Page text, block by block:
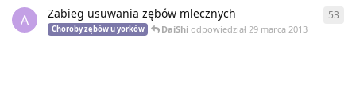
A Zabieg usuwania zębów mlecznych
Choroby zębów u yorków DaiShi odpowiedział29 marca 2013
53